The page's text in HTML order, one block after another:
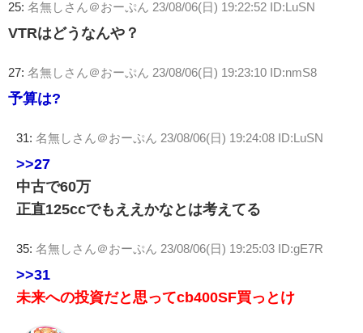
25: 名無しさん＠おーぷん 23/08/06(日) 19:22:52 ID:LuSN
VTRはどうなんや？
27: 名無しさん＠おーぷん 23/08/06(日) 19:23:10 ID:nmS8
予算は?
31: 名無しさん＠おーぷん 23/08/06(日) 19:24:08 ID:LuSN
>>27
中古で60万
正直125ccでもええかなとは考えてる
35: 名無しさん＠おーぷん 23/08/06(日) 19:25:03 ID:gE7R
>>31
未来への投資だと思ってcb400SF買っとけ